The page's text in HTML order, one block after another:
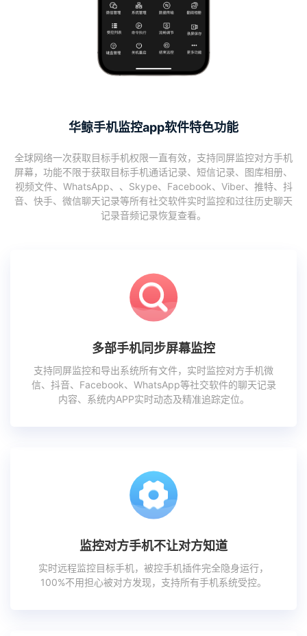
华鲸手机监控app软件特色功能
全球网络一次获取目标手机权限一直有效，支持同屏监控对方手机
屏幕，功能不限于获取目标手机通话记录、短信记录、图库相册、
视频文件、WhatsApp、、Skype、Facebook、Viber、推特、抖
音、快手、微信聊天记录等所有社交软件实时监控和过往历史聊天
记录音频记录恢复查看。
多部手机同步屏幕监控
支持同屏监控和导出系统所有文件，实时监控对方手机微
信、抖音、Facebook、WhatsApp等社交软件的聊天记录
内容、系统内APP实时动态及精准追踪定位。
监控对方手机不让对方知道
实时远程监控目标手机，被控手机插件完全隐身运行，
100%不用担心被对方发现，支持所有手机系统受控。